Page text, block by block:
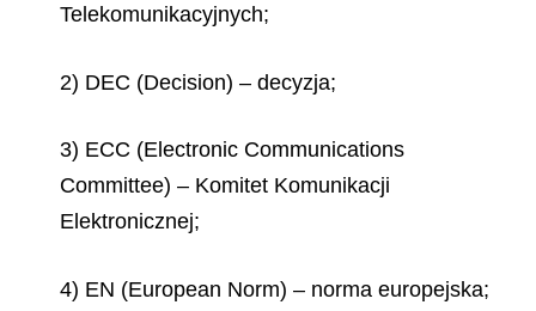
Telekomunikacyjnych;
2) DEC (Decision) – decyzja;
3) ECC (Electronic Communications
Committee) – Komitet Komunikacji
Elektronicznej;
4) EN (European Norm) – norma europejska;